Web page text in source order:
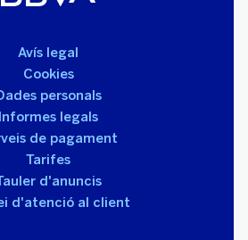
Avís legal
Cookies
personals
Informes legals
de pagament
Tarifes
d'anuncis
d'atenció al client